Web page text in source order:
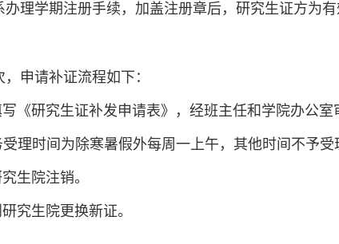
理学期注册手续，加盖注册章后，研究生证方为有
申请补证流程如下：
《研究生证补发申请表》，经班主任和学院办公
理时间为除寒暑假外每周一上午，其他时间不予受
生院注销。
究生院更换新证。